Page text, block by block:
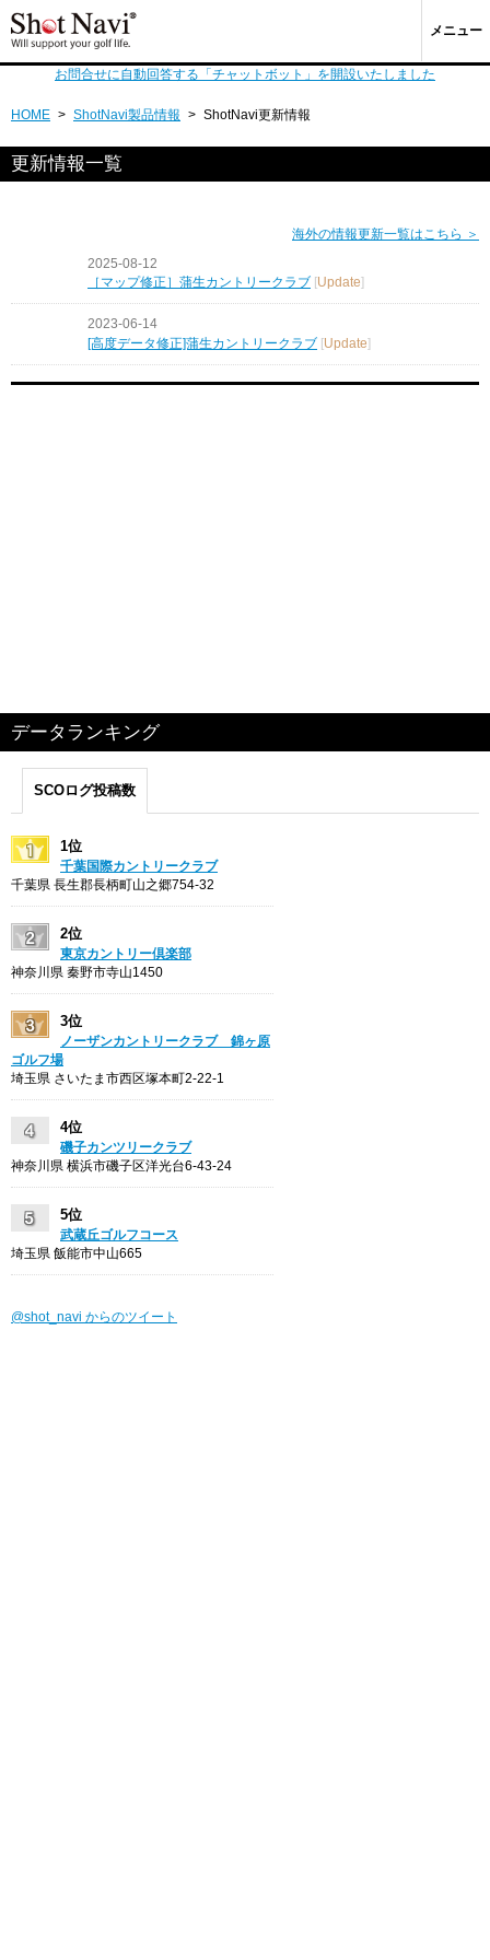
メニュー
お問合せに自動回答する「チャットボット」を開設いたしました
HOME > ShotNavi製品情報 > ShotNavi更新情報
更新情報一覧
海外の情報更新一覧はこちら ＞
2025-08-12
［マップ修正］蒲生カントリークラブ
Update
2023-06-14
[高度データ修正]蒲生カントリークラブ [Update]
データランキング
SCOログ投稿数
1位
千葉国際カントリークラブ
千葉県 長生郡長柄町山之郷754-32
2位
東京カントリー倶楽部
神奈川県 秦野市寺山1450
3位
ノーザンカントリークラブ 錦ヶ原
ゴルフ場
埼玉県 さいたま市西区塚本町2-22-1
4位
磯子カンツリークラブ
神奈川県 横浜市磯子区洋光台6-43-24
5位
武蔵丘ゴルフコース
埼玉県 飯能市中山665
@shot_navi からのツイート